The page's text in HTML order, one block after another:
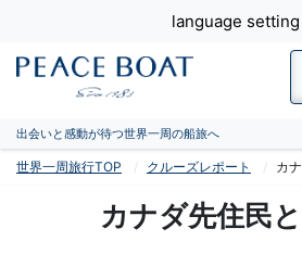
language setting
出会いと感動が待つ世界一周の船旅へ
世界一周旅行TOP クルーズレポート カ
カナダ先住民